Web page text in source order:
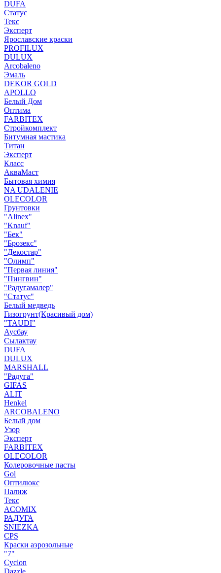
DUFA
Статус
Текс
Эксперт
Ярославские краски
PROFILUX
DULUX
Arcobaleno
Эмаль
DEKOR GOLD
APOLLO
Белый Дом
Оптима
FARBITEX
Стройкомплект
Битумная мастика
Титан
Эксперт
Класс
АкваМаст
Бытовая химия
NA UDALENIE
OLECOLOR
Грунтовки
"Alinex"
"Knauf"
"Бек"
"Брозекс"
"Декостар"
"Олимп"
"Первая линия"
"Пингвин"
"Радугамалер"
"Статус"
Белый медведь
Гизогрунт(Красивый дом)
"TAUDI"
Аусбау
Сылактау
DUFA
DULUX
MARSHALL
"Радуга"
GIFAS
ALIT
Henkel
ARCOBALENO
Белый дом
Узор
Эксперт
FARBITEX
OLECOLOR
Колеровочные пасты
Gol
Оптилюкс
Палиж
Текс
ACOMIX
РАДУГА
SNIEZKA
CPS
Краски аэрозольные
"7"
Cyclon
Dazzle